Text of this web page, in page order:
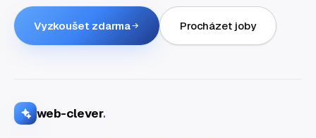
Vyzkoušet zdarma Procházet joby
web-clever.